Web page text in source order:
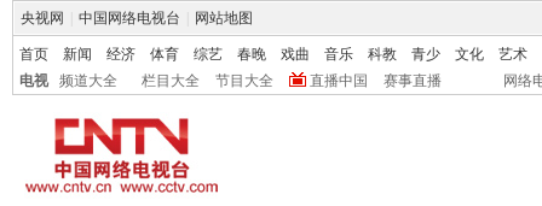
央视网 中国网络电视台 网站地图
首页 新闻 经济 体育 综艺 春晚 戏曲 音乐 科教 青少 文化
艺术
电视
频道大全 栏目大全 节目大全 直播中国 赛事直播 网络